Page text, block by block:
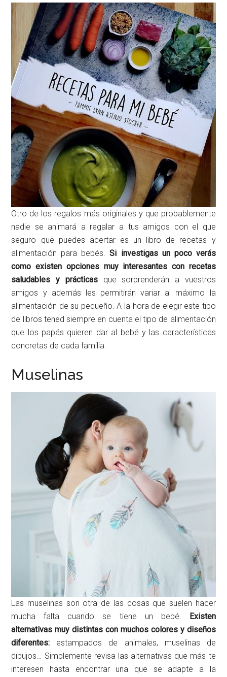
Otro de los regalos más originales y que probablemente
nadie se animará a regalar a tus amigos con el que
seguro que puedes acertar es un libro de recetas y
alimentación para bebés.Si investigas un poco verás
como existen opciones muy interesantes con recetas
saludables y prácticasque sorprenderán a vuestros
amigos y además les permitirán variar al máximo la
alimentación de su pequeño. A la hora de elegir este tipo
de libros tened siempre en cuenta el tipo de alimentación
que los papás quieren dar al bebé y las características
concretas de cada familia.
Muselinas
Las muselinas son otra de las cosas que suelen hacer
mucha falta cuando se tiene un bebé. Existen
alternativas muy distintas con muchos colores y diseños
diferentes: estampados de animales, muselinas de
dibujos… Simplemente revisa las alternativas que más te
interesen hasta encontrar una que se adapte a la